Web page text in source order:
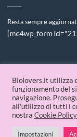
Resta sempre
[mc4wp_form
PAGAMENTI
© 2026
Biolovers.it utilizza
funzionamento del
navigazione.
all'utilizzo di tutti i
nostra Cookie Policy
Impostazioni